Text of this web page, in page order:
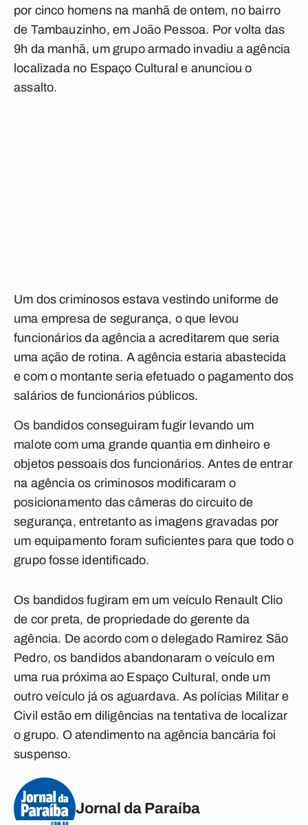
por cinco homens na manhã de ontem, no bairro
de Tambauzinho, em João Pessoa. Por volta das
9h da manhã, um grupo armado invadiu a agência
localizada no Espaço Cultural e anunciou o
assalto.
Um dos criminosos estava vestindo uniforme de
uma empresa de segurança, o que levou
funcionários da agência a acreditarem que seria
uma ação de rotina. A agência estaria abastecida
e com o montante seria efetuado o pagamento dos
salários de funcionários públicos.
Os bandidos conseguiram fugir levando um
malote com uma grande quantia em dinheiro e
objetos pessoais dos funcionários. Antes de entrar
na agência os criminosos modificaram o
posicionamento das câmeras do circuito de
segurança, entretanto as imagens gravadas por
um equipamento foram suficientes para que todo o
grupo fosse identificado.
Os bandidos fugiram em um veículo Renault Clio
de cor preta, de propriedade do gerente da
agência. De acordo com o delegado Ramirez São
Pedro, os bandidos abandonaram o veículo em
uma rua próxima ao Espaço Cultural, onde um
outro veículo já os aguardava. As polícias Militar e
Civil estão em diligências na tentativa de localizar
o grupo. O atendimento na agência bancária foi
suspenso.
Jornal da Paraíba